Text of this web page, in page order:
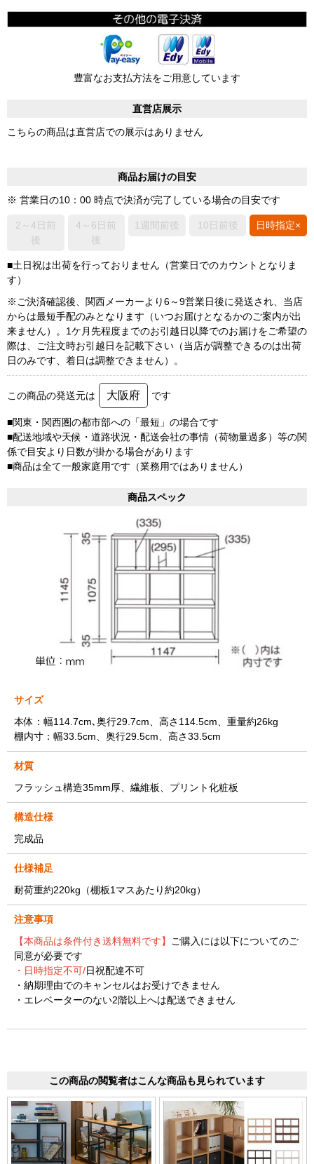
豊富なお支払方法をご用意しています
直営店展示
こちらの商品は直営店での展示はありません
商品お届けの目安
※ 営業日の10：00 時点で決済が完了している場合の目安です
2～4日前
後
4～6日前
後
1週間前後 10日前後 日時指定×
■土日祝は出荷を行っておりません（営業日でのカウントとなりま
す）
※ご決済確認後、関西メーカーより6～9営業日後に発送され、当店
からは最短手配のみとなります（いつお届けとなるかのご案内が出
来ません）。1ケ月先程度までのお引越日以降でのお届けをご希望の
際は、ご注文時お引越日を記載下さい（当店が調整できるのは出荷
日のみです、着日は調整できません）。
この商品の発送元は 大阪府 です
■関東・関西圏の都市部への「最短」の場合です
■配送地域や天候・道路状況・配送会社の事情（荷物量過多）等の関
係で目安より日数が掛かる場合があります
■商品は全て一般家庭用です（業務用ではありません）
商品スペック
サイズ
本体：幅114.7cm､奥行29.7cm、高さ114.5cm、重量約26kg
棚内寸：幅33.5cm、奥行29.5cm、高さ33.5cm
材質
フラッシュ構造35mm厚、繊維板、プリント化粧板
構造仕様
完成品
仕様補足
耐荷重約220kg（棚板1マスあたり約20kg）
注意事項
【本商品は条件付き送料無料です】 ご購入には以下についてのご
同意が必要です
・日時指定不可/日祝配達不可
・納期理由でのキャンセルはお受けできません
・エレベーターのない2階以上へは配送できません
この商品の閲覧者はこんな商品も見られています